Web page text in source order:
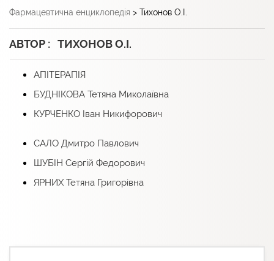
Фармацевтична енциклопедія > Тихонов О.І.
АВТОР : ТИХОНОВ О.І.
АПІТЕРАПІЯ
БУДНІКОВА Тетяна Миколаївна
КУРЧЕНКО Іван Никифорович
САЛО Дмитро Павлович
ШУБІН Сергій Федорович
ЯРНИХ Тетяна Григорівна